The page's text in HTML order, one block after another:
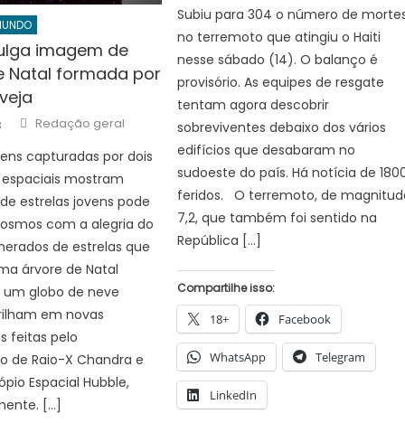
imagem de
Natal formada por
Author
Redação geral
capturadas por dois
mostram
estrelas jovens pode
com a alegria do
de estrelas que
árvore de Natal
globo de neve
em novas
feitas pelo
de Raio-X Chandra e
Espacial Hubble,
[…]
Subiu para 304 o número de
no terremoto que atingiu o Haiti
nesse sábado (14). O balanço é
provisório. As equipes de resgate
tentam agora descobrir
sobreviventes debaixo dos vários
edifícios que desabaram no
sudoeste do país. Há notícia de
feridos. O terremoto, de
7,2, que também foi sentido na
República […]
Compartilhe isso:
18+ Facebook
WhatsApp Telegram
LinkedIn